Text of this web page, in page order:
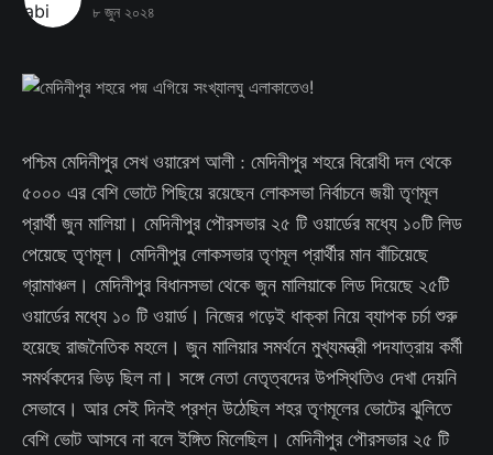
৮ জুন ২০২৪
পশ্চিম মেদিনীপুর সেখ ওয়ারেশ আলী : মেদিনীপুর শহরে বিরোধী দল থেকে
৫০০০ এর বেশি ভোটে পিছিয়ে রয়েছেন লোকসভা নির্বাচনে জয়ী তৃণমূল
প্রার্থী জুন মালিয়া। মেদিনীপুর পৌরসভার ২৫ টি ওয়ার্ডের মধ্যে ১০টি লিড
পেয়েছে তৃণমূল। মেদিনীপুর লোকসভার তৃণমূল প্রার্থীর মান বাঁচিয়েছে
গ্রামাঞ্চল। মেদিনীপুর বিধানসভা থেকে জুন মালিয়াকে লিড দিয়েছে ২৫টি
ওয়ার্ডের মধ্যে ১০ টি ওয়ার্ড। নিজের গড়েই ধাক্কা নিয়ে ব্যাপক চর্চা শুরু
হয়েছে রাজনৈতিক মহলে। জুন মালিয়ার সমর্থনে মুখ্যমন্ত্রী পদযাত্রায় কর্মী
সমর্থকদের ভিড় ছিল না। সঙ্গে নেতা নেতৃত্বদের উপস্থিতিও দেখা দেয়নি
সেভাবে। আর সেই দিনই প্রশ্ন উঠেছিল শহর তৃণমূলের ভোটের ঝুলিতে
বেশি ভোট আসবে না বলে ইঙ্গিত মিলেছিল। মেদিনীপুর পৌরসভার ২৫ টি